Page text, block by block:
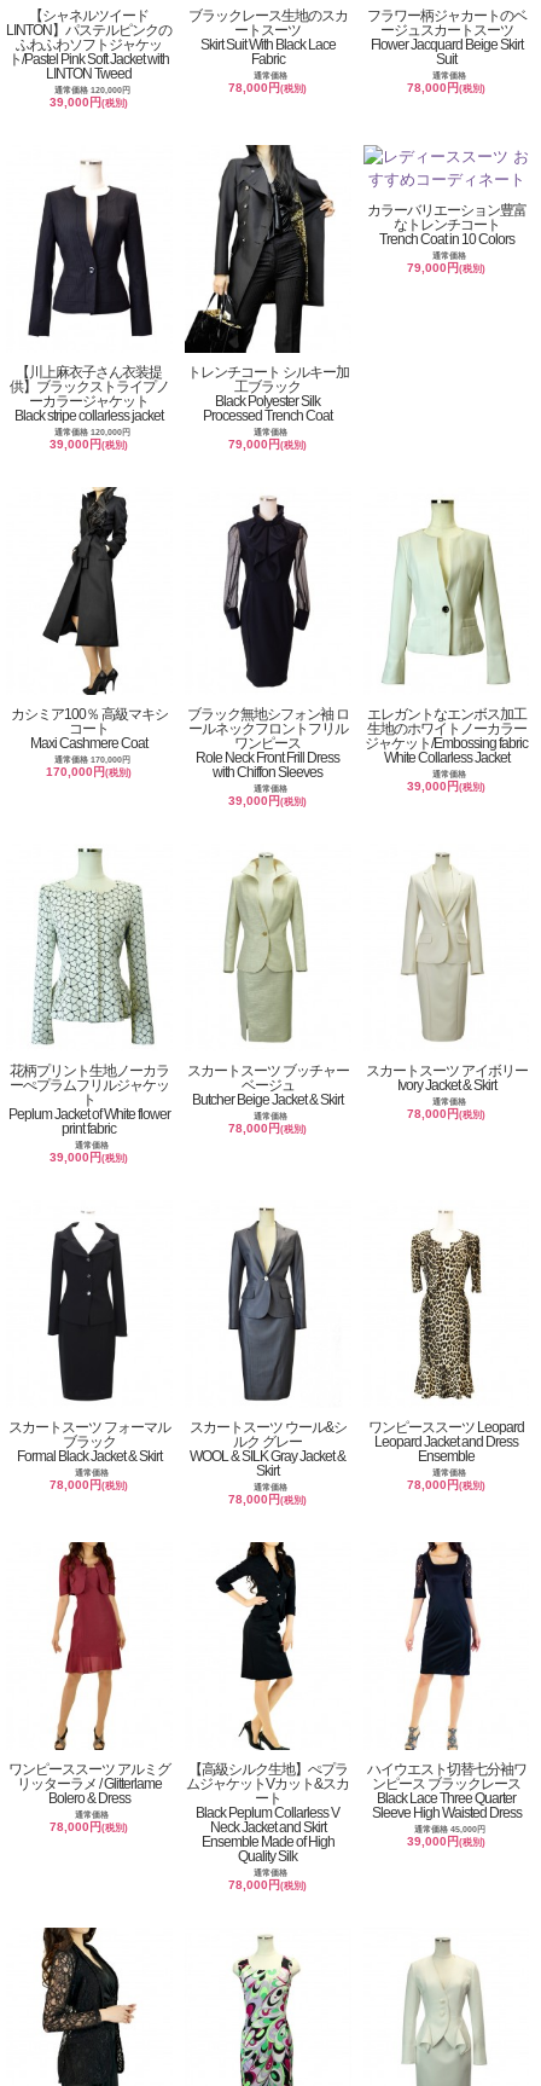
【シャネルツイード
LINTON】パステルピンクの
ふわふわソフトジャケッ
ト/Pastel Pink Soft Jacket with
LINTON Tweed
通常価格 120,000円
39,000円(税別)
ブラックレース生地のスカ
ートスーツ
Skirt Suit With Black Lace
Fabric
通常価格
78,000円(税別)
フラワー柄ジャカートのベ
ージュスカートスーツ
Flower Jacquard Beige Skirt
Suit
通常価格
78,000円(税別)
【川上麻衣子さん衣装提
供】ブラックストライプノ
ーカラージャケット
Black stripe collarless jacket
通常価格 120,000円
39,000円(税別)
トレンチコート シルキー加
工ブラック
Black Polyester Silk
Processed Trench Coat
通常価格
79,000円(税別)
カラーバリエーション豊富
なトレンチコート
Trench Coat in 10 Colors
通常価格
79,000円(税別)
カシミア100％ 高級マキシ
コート
Maxi Cashmere Coat
通常価格 170,000円
170,000円(税別)
ブラック無地シフォン袖 ロ
ールネックフロントフリル
ワンピース
Role Neck Front Frill Dress
with Chiffon Sleeves
通常価格
39,000円(税別)
エレガントなエンボス加工
生地のホワイトノーカラー
ジャケット/Embossing fabric
White Collarless Jacket
通常価格
39,000円(税別)
花柄プリント生地ノーカラ
ーぺプラムフリルジャケッ
ト
Peplum Jacket of White flower
print fabric
通常価格
39,000円(税別)
スカートスーツ ブッチャー
ベージュ
Butcher Beige Jacket & Skirt
通常価格
78,000円(税別)
スカートスーツ アイボリー
Ivory Jacket & Skirt
通常価格
78,000円(税別)
スカートスーツ フォーマル
ブラック
Formal Black Jacket & Skirt
通常価格
78,000円(税別)
スカートスーツ ウール&シ
ルク グレー
WOOL & SILK Gray Jacket &
Skirt
通常価格
78,000円(税別)
ワンピーススーツ Leopard
Leopard Jacket and Dress
Ensemble
通常価格
78,000円(税別)
ワンピーススーツ アルミグ
リッターラメ / Glitterlame
Bolero & Dress
通常価格
78,000円(税別)
【高級シルク生地】ぺプラ
ムジャケットVカット&スカ
ート
Black Peplum Collarless V
Neck Jacket and Skirt
Ensemble Made of High
Quality Silk
通常価格
78,000円(税別)
ハイウエスト切替七分袖ワ
ンピース ブラックレース
Black Lace Three Quarter
Sleeve High Waisted Dress
通常価格 45,000円
39,000円(税別)